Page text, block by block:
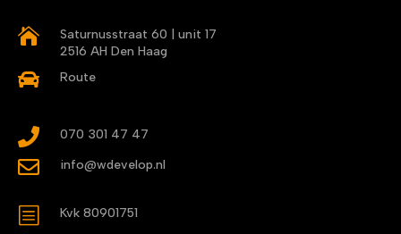

Saturnusstraat 60 | unit 17
2516 AH Den Haag
 Route
 070 301 47 47
 info@wdevelop.nl
b Kvk 80901751